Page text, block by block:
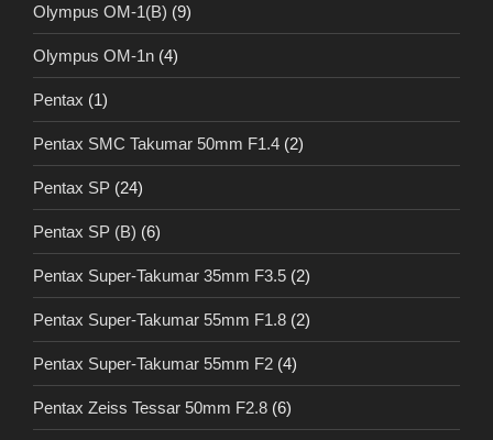
Olympus OM-1(B) (9)
Olympus OM-1n (4)
Pentax (1)
Pentax SMC Takumar 50mm F1.4 (2)
Pentax SP (24)
Pentax SP (B) (6)
Pentax Super-Takumar 35mm F3.5 (2)
Pentax Super-Takumar 55mm F1.8 (2)
Pentax Super-Takumar 55mm F2 (4)
Pentax Zeiss Tessar 50mm F2.8 (6)